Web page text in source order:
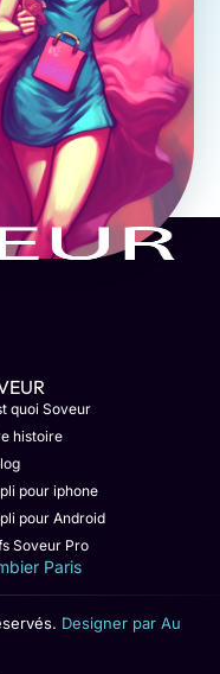
quoi Soveur
histoire
pour iphone
pour Android
Soveur Pro
Paris
Designer par Au